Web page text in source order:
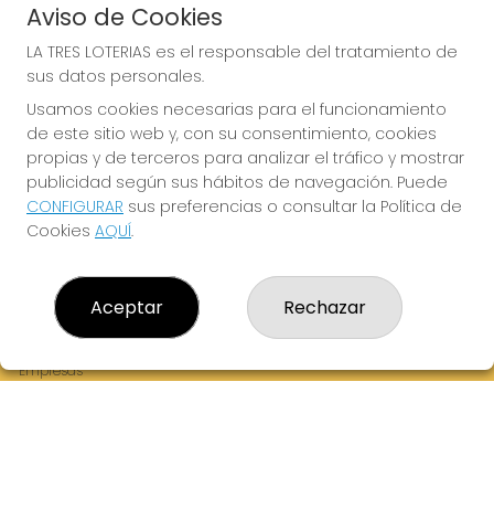
¡La Tres Loterias te desea Mucha Suerte!
¿Quiénes somos?
Comprar lotería
Resultados
Empresas
Aviso de Cookies
LA TRES LOTERIAS es el responsable del tratamiento de
sus datos personales.
Usamos cookies necesarias para el funcionamiento
de este sitio web y, con su consentimiento, cookies
propias y de terceros para analizar el tráfico y mostrar
publicidad según sus hábitos de navegación. Puede
CONFIGURAR sus preferencias o consultar la Política de
Cookies AQUÍ.
Aceptar Rechazar